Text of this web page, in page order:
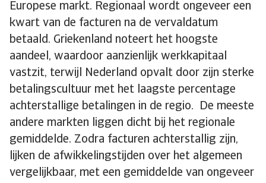
Europese markt. Regionaal wordt ongeveer een
kwart van de facturen na de vervaldatum
betaald. Griekenland noteert het hoogste
aandeel, waardoor aanzienlijk werkkapitaal
vastzit, terwijl Nederland opvalt door zijn sterke
betalingscultuur met het laagste percentage
achterstallige betalingen in de regio. De meeste
andere markten liggen dicht bij het regionale
gemiddelde. Zodra facturen achterstallig zijn,
lijken de afwikkelingstijden over het algemeen
vergelijkbaar, met een gemiddelde van ongeveer